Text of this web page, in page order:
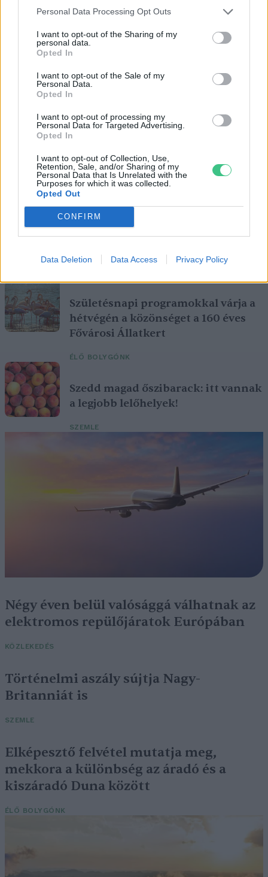
Personal Data Processing Opt Outs
I want to opt-out of the Sharing of my
personal data.
Opted In
I want to opt-out of the Sale of my
Personal Data.
Opted In
I want to opt-out of processing my
Personal Data for Targeted Advertising.
Opted In
I want to opt-out of Collection, Use,
Retention, Sale, and/or Sharing of my
Personal Data that Is Unrelated with the
Purposes for which it was collected.
Opted Out
CONFIRM
Data Deletion Data Access Privacy Policy
pedig ma is számos betegség ellen használják.
Születésnapi programokkal várja a
hétvégén a közönséget a 160 éves
Fővárosi Állatkert
ÉLŐ BOLYGÓNK
Szedd magad őszibarack: itt vannak
a legjobb lelőhelyek!
SZEMLE
Négy éven belül valósággá válhatnak az
elektromos repülőjáratok Európában
KÖZLEKEDÉS
Történelmi aszály sújtja Nagy-
Britanniát is
SZEMLE
Elképesztő felvétel mutatja meg,
mekkora a különbség az áradó és a
kiszáradó Duna között
ÉLŐ BOLYGÓNK